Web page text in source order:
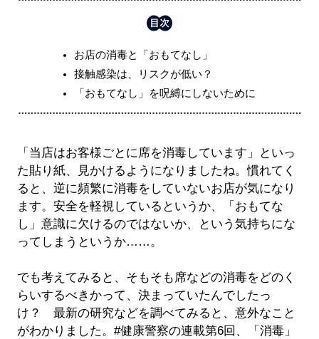
お店の消毒と「おもてなし」
接触感染は、リスクが低い？
「おもてなし」を呪縛にしないために
「当店はお客様ごとに席を消毒しています」といっ
た貼り紙、見かけるようになりましたね。慣れてく
ると、逆に頻繁に消毒をしていないお店が気になり
ます。安全を軽視しているというか、「おもてな
し」意識に欠けるのではないか、という気持ちにな
ってしまうというか……。
でも考えてみると、そもそも席などの消毒をどのく
らいするべきかって、決まっていたんでしたっ
け？ 最新の研究などを調べてみると、意外なこと
がわかりました。#健康警察の連載第6回、「消毒」